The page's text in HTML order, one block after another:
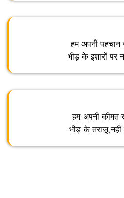
हम अपनी पहचान
भीड़ के इशारों पर
हम अपनी कीमत
भीड़ के तराज़ू नहीं